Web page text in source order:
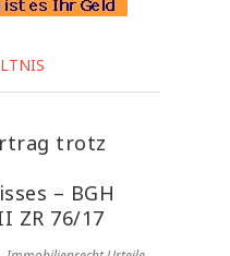
trotz
– BGH
ZR 76/17